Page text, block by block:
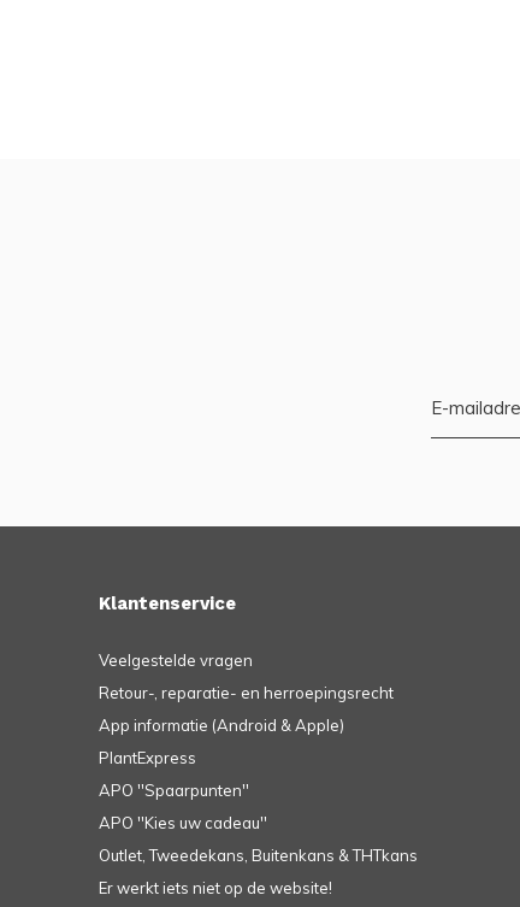
Klantenservice
Veelgestelde vragen
Retour-, reparatie- en herroepingsrecht
App informatie (Android & Apple)
PlantExpress
APO ''Spaarpunten''
APO ''Kies uw cadeau''
Outlet, Tweedekans, Buitenkans & THTkans
Er werkt iets niet op de website!